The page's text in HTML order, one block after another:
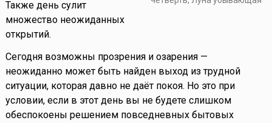
Также день сулит
множество неожиданных
открытий.
Сегодня возможны прозрения и озарения —
неожиданно может быть найден выход из трудной
ситуации, которая давно не даёт покоя. Но это при
условии, если в этот день вы не будете слишком
обеспокоены решением повседневных бытовых